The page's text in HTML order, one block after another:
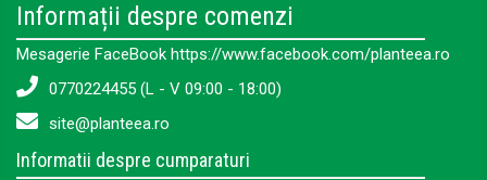
Informații despre comenzi
Mesagerie FaceBook https://www.facebook.com/planteea.ro
0770224455 (L - V 09:00 - 18:00)
site@planteea.ro
Informatii despre cumparaturi